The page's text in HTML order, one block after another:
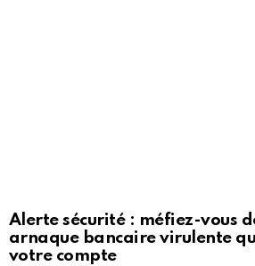
Alerte sécurité : méfiez-vous
arnaque bancaire virulente
votre compte